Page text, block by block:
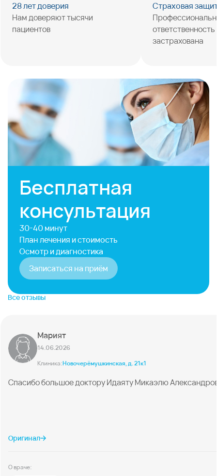
28 лет доверия
Нам доверяют тысячи
пациентов
Страховая
застрахована
Бесплатная
консультация
30-40 минут
План лечения и стоимость
Осмотр и диагностика
Записаться на приём
Все отзывы
Марият
14.06.2026
Клиника:Новочерёмушкинская, д. 21к1
Спасибо большое доктору Идаяту Микаэлю
Оригинал
О враче: